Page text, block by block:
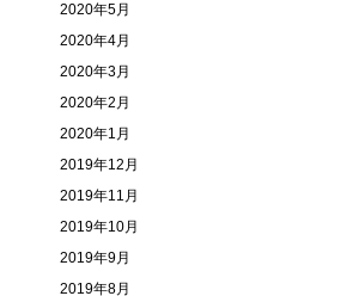
2020年5月
2020年4月
2020年3月
2020年2月
2020年1月
2019年12月
2019年11月
2019年10月
2019年9月
2019年8月